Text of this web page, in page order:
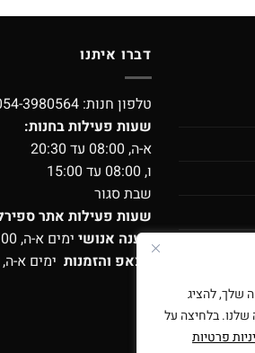
שלך, להציג
שלנו. בלחיצה על
פרטיות
דברו איתנו
טלפון חנות: 3980564
שעות פעילות בחנות:
א-ה, 08:00 עד 20:30
ו, 08:00 עד 15:00
שבת סגור
שעות פעילות אתר
מענה אנושי ימים א-ה, 10:00-14:00 בטלפון:
ווצאפ והזמנות ימים א-ה, 9:00-16:00